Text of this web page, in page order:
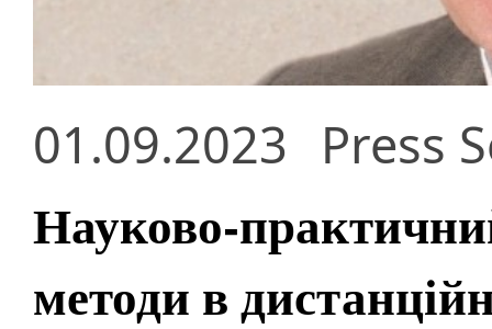
01.09.2023 Press
Науково-
методи в